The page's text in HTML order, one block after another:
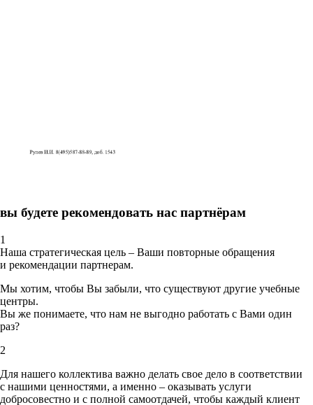
вы будете рекомендовать нас партнёрам
1
Наша стратегическая цель – Ваши повторные обращения
и рекомендации партнерам.
Мы хотим, чтобы Вы забыли, что существуют другие учебные
центры.
Вы же понимаете, что нам не выгодно работать с Вами один
раз?
2
Для нашего коллектива важно делать свое дело в соответствии
с нашими ценностями, а именно – оказывать услуги
добросовестно и с полной самоотдачей, чтобы каждый клиент